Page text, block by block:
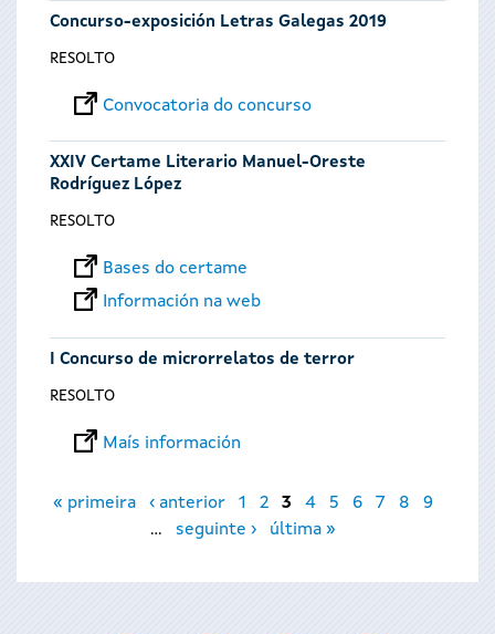
Concurso-exposición Letras Galegas 2019
RESOLTO
Convocatoria do concurso
XXIV Certame Literario Manuel-Oreste
Rodríguez López
RESOLTO
Bases do certame
Información na web
I Concurso de microrrelatos de terror
RESOLTO
Maís información
Páxinas
« primeira ‹ anterior 1 2 3 4 5 6 7 8
9
…
seguinte › última »